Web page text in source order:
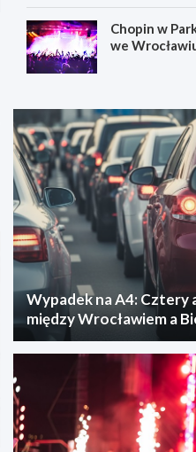
Chopin w
we
Wypadek na A4: Cztery
między Wrocławiem a